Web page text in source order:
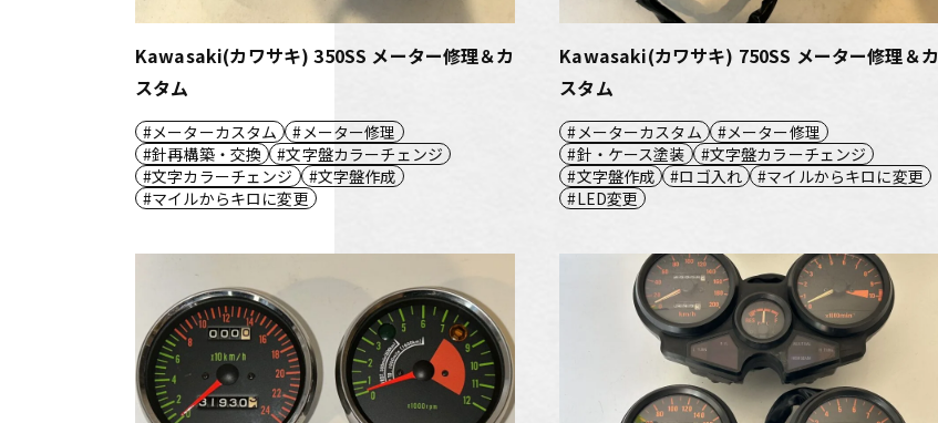
Kawasaki(カワサキ) 350SS メーター修理＆カ
スタム
メーターカスタム
メーター修理
針再構築・交換
文字盤カラーチェンジ
文字カラーチェンジ
文字盤作成
マイルからキロに変更
Kawasaki(カワサキ) 750SS メーター修理＆カ
スタム
メーターカスタム
メーター修理
針・ケース塗装
文字盤カラーチェンジ
文字盤作成
ロゴ入れ
マイルからキロに変更
LED変更